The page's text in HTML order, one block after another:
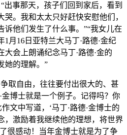
出事那天，孩子们回到家后，看到
。我和太太只好赶快安慰他们，
诉他们发生了什么事。”“我女儿在
1月16日亚特兰大马丁·路德·金纪
会上朗诵纪念马丁·路德·金的
她的理解。”
取自由，往往要付出很大的、甚
金博士就是一个例子。记得吗？你
文中写道，‘马丁·路德·金博士的
，激励着我继续他的理想，将世界
很感动！当年金博士就是为了争